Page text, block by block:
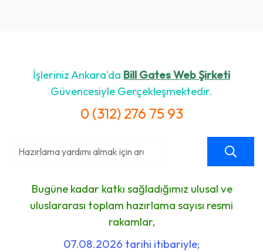
İşleriniz Ankara'da Bill Gates Web Şirketi
Güvencesiyle Gerçekleşmektedir.
0 (312) 276 75 93
Bugüne kadar katkı sağladığımız ulusal ve
uluslararası toplam hazırlama sayısı resmi
rakamlar,
07.08.2026 tarihi itibariyle;